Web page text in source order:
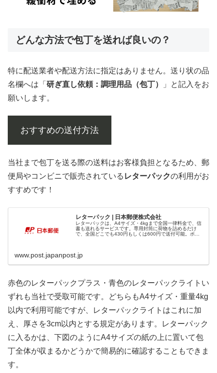
どんな方法で包丁を送れば良いの？
特に配送業者や配送方法に指定はありません。送り状の品
名欄へは「 研ぎ直し依頼：調理用品（包丁）
」と記入をお
願いします。
おすすめの送付方法
当社まで包丁を送る際の送料はお客様負担となるため、郵
便局やコンビニで販売されている レターパックの利用がお
すすめです！
レターパック | 日本郵便株式会社
レターパックは、A4サイズ・4kgまで全国一律料金で、信
書も送れるサービスです。専用封筒に荷物を詰めるだけ
で、全国どこでも430円もしくは600円で送付可能。ポス
www.post.japanpost.jp
赤色のレターパックプラス・青色のレターパックライトい
ずれも当社で受取可能です。どちらもA4サイズ・重量4kg
以内で利用可能ですが、レターパックライトはこれに加
え、厚さを3cm以内とする規定があります。レターパック
に入るかは、下図のようにA4サイズの紙の上に置いて包
丁全体が収まるかどうかで簡易的に確認することもできま
す。